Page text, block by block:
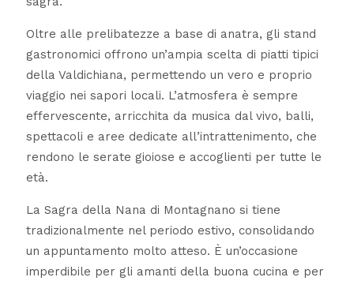
Oltre alle prelibatezze a base di anatra, gli stand
gastronomici offrono un’ampia scelta di piatti tipici
della Valdichiana, permettendo un vero e proprio
viaggio nei sapori locali. L’atmosfera è sempre
effervescente, arricchita da musica dal vivo, balli,
spettacoli e aree dedicate all’intrattenimento, che
rendono le serate gioiose e accoglienti per tutte le
età.
La Sagra della Nana di Montagnano si tiene
tradizionalmente nel periodo estivo, consolidando
un appuntamento molto atteso. È un’occasione
imperdibile per gli amanti della buona cucina e per